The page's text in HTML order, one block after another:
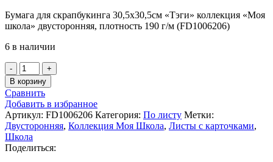
Бумага для скрапбукинга 30,5х30,5см «Тэги» коллекция «Моя
школа» двусторонняя, плотность 190 г/м (FD1006206)
6 в наличии
Количество
товара
Бумага
для
скрапбукинга
30,5х30,5см
«Тэги»
коллекция
«Моя
В корзину
Сравнить
Добавить в избранное
Артикул: FD1006206 Категория: По листу Метки:
Двусторонняя, Коллекция Моя Школа, Листы с карточками,
Школа
Поделиться: